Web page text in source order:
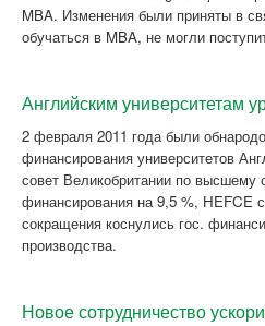
MBA. Изменения были приняты в
обучаться в MBA, не могли
Английским университетам
2 февраля 2011 года были
финансирования университетов
совет Великобритании по
финансирования на 9,5 %, HEFCE
сокращения коснулись гос.
производства.
Новое сотрудничество